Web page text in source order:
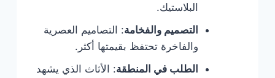
البلاستيك.
التصميم والفخامة: التصاميم العصرية
والفاخرة تحتفظ بقيمتها أكثر.
الطلب في المنطقة: الأثاث الذي يشهد